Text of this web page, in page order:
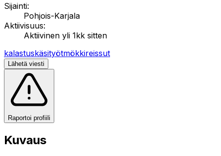
Sijainti:
Pohjois-Karjala
Aktiivisuus:
Aktiivinen yli 1kk sitten
kalastuskäsityötmökkireissut
Lähetä viesti
Raportoi profiili
Kuvaus